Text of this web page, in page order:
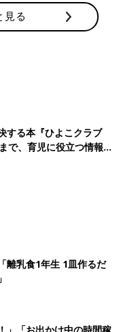
見る
する本『ひよこクラブ
、育児に役立つ情報が
離乳食1年生 1皿作るだ